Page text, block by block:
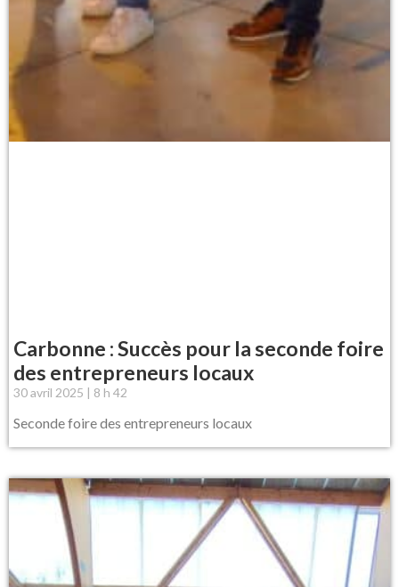
Carbonne : Succès pour la seconde foire
des entrepreneurs locaux
30 avril 2025 8 h 42
Seconde foire des entrepreneurs locaux